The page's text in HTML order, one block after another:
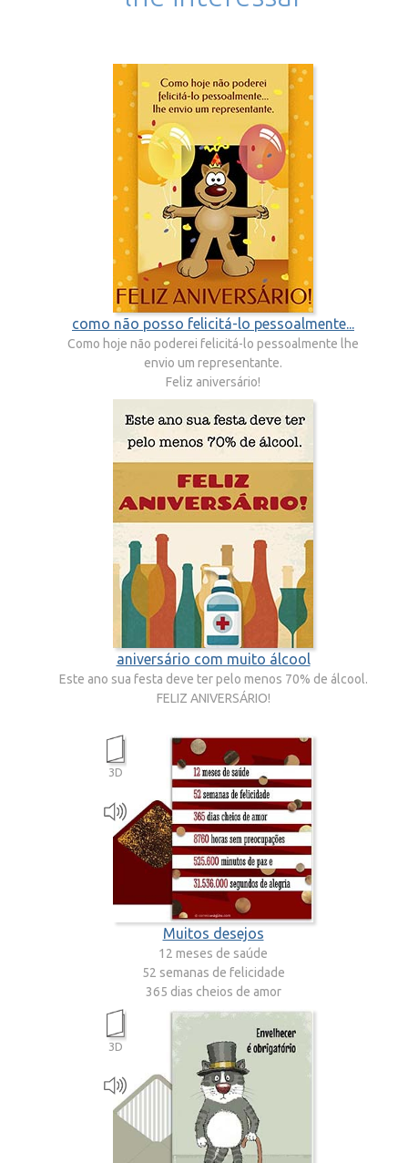
como não posso felicitá-lo pessoalmente...
Como hoje não poderei felicitá-lo pessoalmente lhe
envio um representante.
Feliz aniversário!
aniversário com muito álcool
Este ano sua festa deve ter pelo menos 70% de álcool.
FELIZ ANIVERSÁRIO!
Muitos desejos
12 meses de saúde
52 semanas de felicidade
365 dias cheios de amor
8760 horas sem preocupações
525.600 minutos de paz e
31.536.000 segundos de alegria.
Desejo tudo isso a você no seu aniversário.
PARABÉNS!
3D
3D